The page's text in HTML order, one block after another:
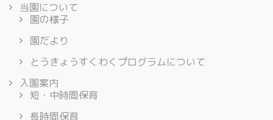
当園について
園の様子
園だより
とうきょうすくわくプログラムについて
入園案内
短・中時間保育
長時間保育